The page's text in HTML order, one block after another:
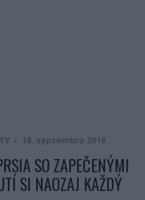
18. septembra 2016
SO ZAPEČENÝMI
SI NAOZAJ KAŽDÝ